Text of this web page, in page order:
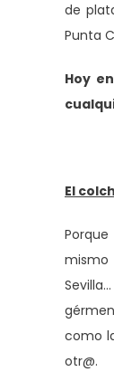
de
Punta
Hoy
El
mismo
como
otr@.